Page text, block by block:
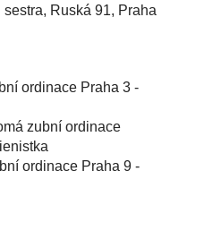
Ruská 91, Praha
ordinace Praha 3 -
zubní ordinace
ordinace Praha 9 -